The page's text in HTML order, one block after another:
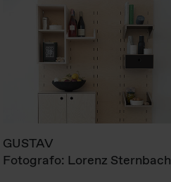
GUSTAV
Fotografo: Lorenz Sternbach